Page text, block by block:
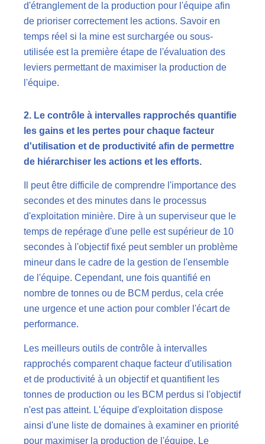
d'étranglement de la production pour l'équipe afin
de prioriser correctement les actions. Savoir en
temps réel si la mine est surchargée ou sous-
utilisée est la première étape de l'évaluation des
leviers permettant de maximiser la production de
l'équipe.
2. Le contrôle à intervalles rapprochés quantifie
les gains et les pertes pour chaque facteur
d'utilisation et de productivité afin de permettre
de hiérarchiser les actions et les efforts.
Il peut être difficile de comprendre l'importance des
secondes et des minutes dans le processus
d'exploitation minière. Dire à un superviseur que le
temps de repérage d'une pelle est supérieur de 10
secondes à l'objectif fixé peut sembler un problème
mineur dans le cadre de la gestion de l'ensemble
de l'équipe. Cependant, une fois quantifié en
nombre de tonnes ou de BCM perdus, cela crée
une urgence et une action pour combler l'écart de
performance.
Les meilleurs outils de contrôle à intervalles
rapprochés comparent chaque facteur d'utilisation
et de productivité à un objectif et quantifient les
tonnes de production ou les BCM perdus si l'objectif
n'est pas atteint. L'équipe d'exploitation dispose
ainsi d'une liste de domaines à examiner en priorité
pour maximiser la production de l'équipe. Le